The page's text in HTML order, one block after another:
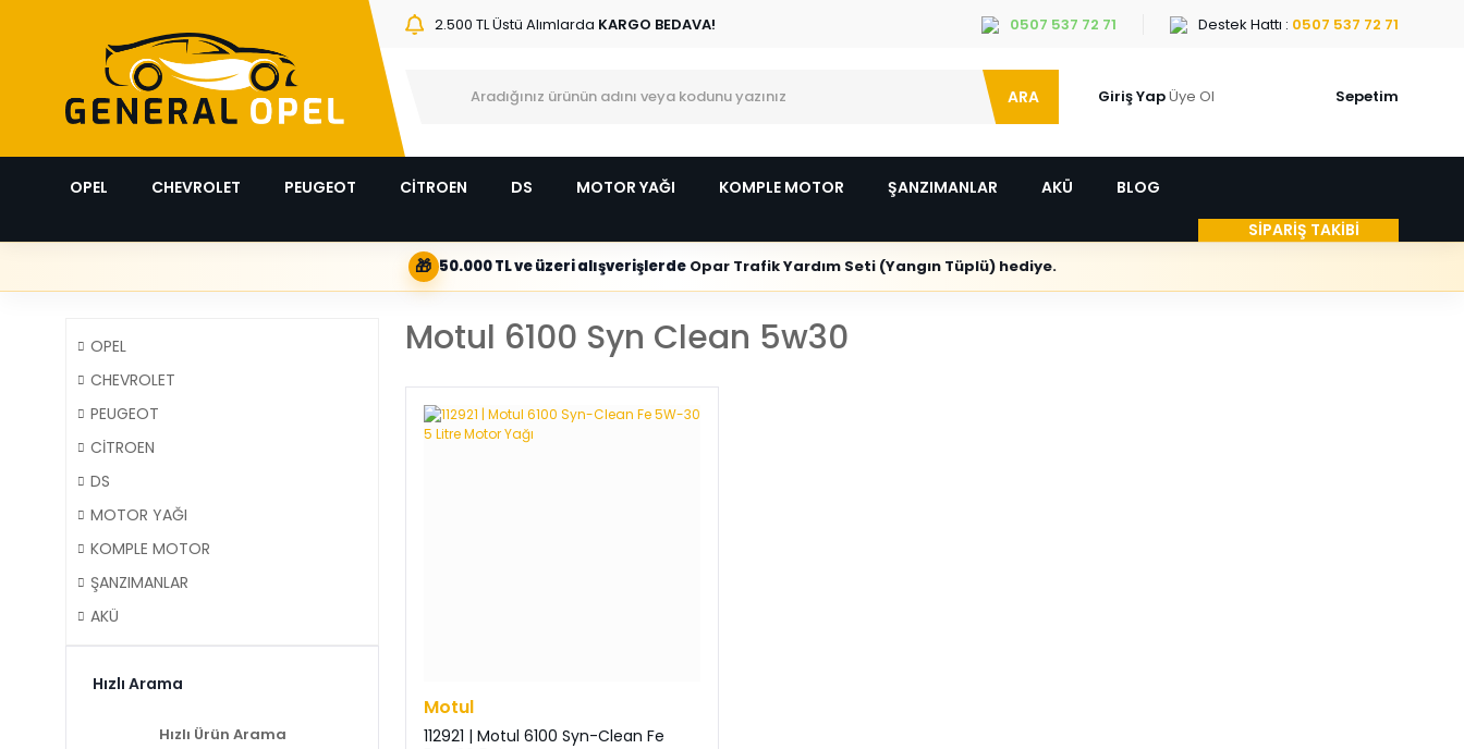
2.500 TL Üstü Alımlarda KARGO BEDAVA! 0507 537 72 71 Destek Hattı : 0507 537 72 71
ARA Giriş YapÜye Ol Sepetim
OPEL CHEVROLET PEUGEOT CİTROEN DS MOTOR YAĞI KOMPLE MOTOR ŞANZIMANLAR AKÜ
BLOG
SİPARİŞ TAKİBİ
🎁 50.000 TL ve üzeri alışverişlerdeOpar Trafik Yardım Seti (Yangın Tüplü) hediye.
OPEL
CHEVROLET
PEUGEOT
CİTROEN
DS
MOTOR YAĞI
KOMPLE MOTOR
ŞANZIMANLAR
AKÜ
Hızlı Arama
Hızlı Ürün Arama
Motul 6100 Syn Clean 5w30
Motul
112921 | Motul 6100 Syn-Clean Fe